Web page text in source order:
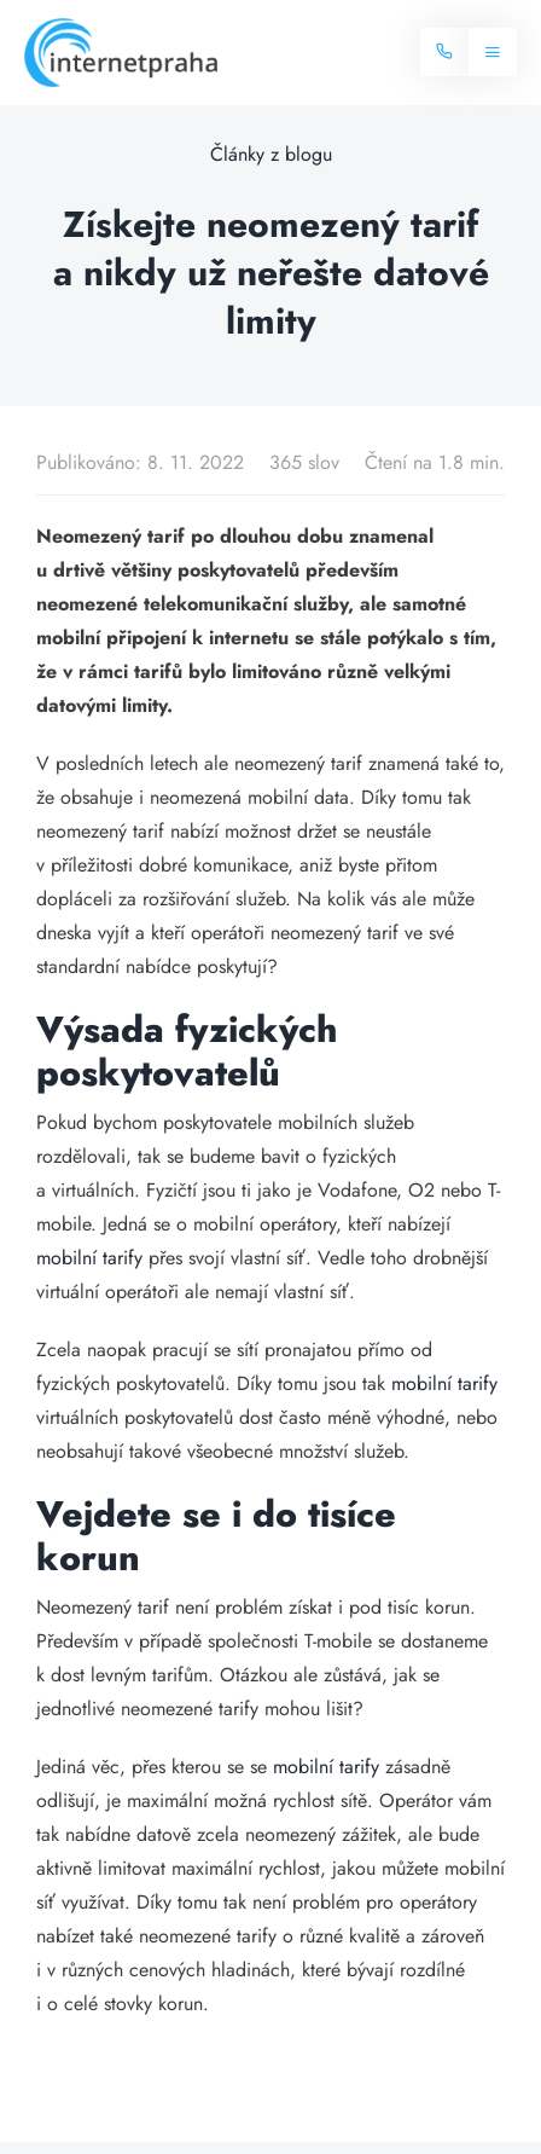
content
Toggle
Balíčky internetu
Více o internetu
Televize
Články z blogu
Získejte neomezený tarif
a nikdy už neřešte datové
limity
Publikováno: 8. 11. 2022 365 slov Čtení na 1.8 min.
Neomezený tarif po dlouhou dobu znamenal
u drtivě většiny poskytovatelů především
neomezené telekomunikační služby, ale samotné
mobilní připojení k internetu se stále potýkalo s tím,
že v rámci tarifů bylo limitováno různě velkými
datovými limity.
V posledních letech ale neomezený tarif znamená také to,
že obsahuje i neomezená mobilní data. Díky tomu tak
neomezený tarif nabízí možnost držet se neustále
v příležitosti dobré komunikace, aniž byste přitom
dopláceli za rozšiřování služeb. Na kolik vás ale může
dneska vyjít a kteří operátoři neomezený tarif ve své
standardní nabídce poskytují?
Výsada fyzických
poskytovatelů
Pokud bychom poskytovatele mobilních služeb
rozdělovali, tak se budeme bavit o fyzických
a virtuálních. Fyzičtí jsou ti jako je Vodafone, O2 nebo T-
mobile. Jedná se o mobilní operátory, kteří nabízejí
mobilní tarify přes svojí vlastní síť. Vedle toho drobnější
virtuální operátoři ale nemají vlastní síť.
Zcela naopak pracují se sítí pronajatou přímo od
fyzických poskytovatelů. Díky tomu jsou tak mobilní tarify
virtuálních poskytovatelů dost často méně výhodné, nebo
neobsahují takové všeobecné množství služeb.
Vejdete se i do tisíce
korun
Neomezený tarif není problém získat i pod tisíc korun.
Především v případě společnosti T-mobile se dostaneme
k dost levným tarifům. Otázkou ale zůstává, jak se
jednotlivé neomezené tarify mohou lišit?
Jediná věc, přes kterou se se mobilní tarify zásadně
odlišují, je maximální možná rychlost sítě. Operátor vám
tak nabídne datově zcela neomezený zážitek, ale bude
aktivně limitovat maximální rychlost, jakou můžete mobilní
síť využívat. Díky tomu tak není problém pro operátory
nabízet také neomezené tarify o různé kvalitě a zároveň
i v různých cenových hladinách, které bývají rozdílné
i o celé stovky korun.